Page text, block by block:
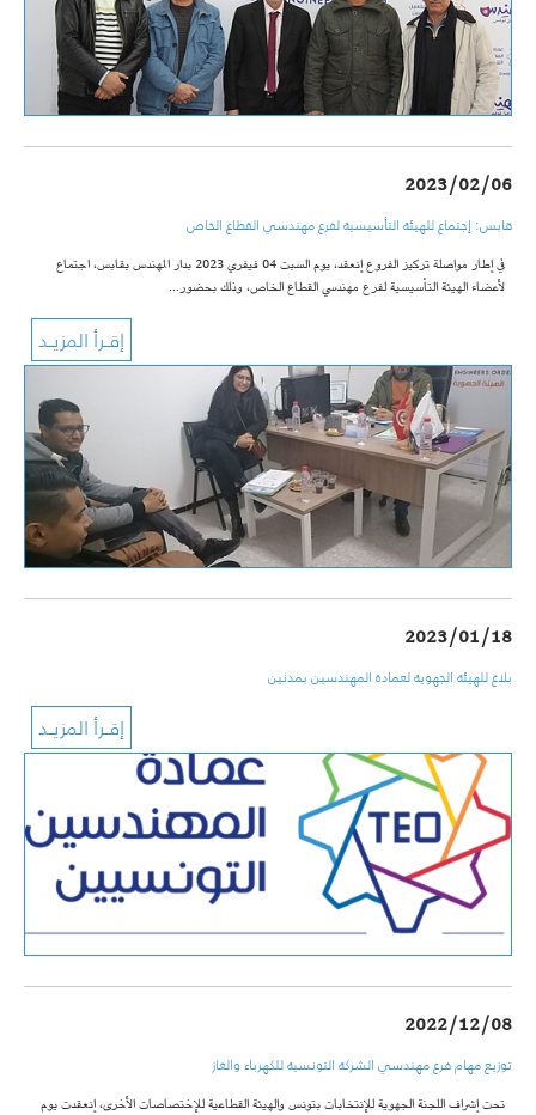
2023/02/06
قابس: إجتماع للهيئة التأسيسية لفرع مهندسي القطاع الخاص
في إطار مواصلة تركيز الفروع إنعقد، يوم السبت 04 فيفري 2023 بدار المهندس بقابس، اجتماع
لأعضاء الهيئة التأسيسية لفرع مهندسي القطاع الخاص، وذلك بحضور…
2023/01/18
بلاغ للهيئة الجهوية لعمادة المهندسين بمدنين
2022/12/08
توزيع مهام فرع مهندسي الشركة التونسية للكهرباء والغاز
تحت إشراف اللجنة الجهوية للإنتخابات بتونس والهيئة القطاعية للإختصاصات الأخرى، إنعقدت يوم